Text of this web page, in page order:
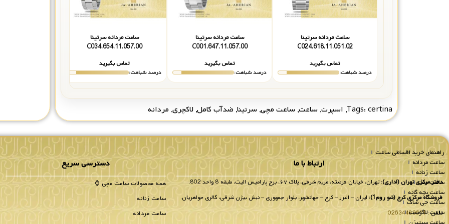
ساعت مردانه سرتینا
C024.618.11.051.02
تماس بگیرید
درصد شباهت:
ساعت مردانه سرتینا
C001.647.11.057.00
تماس بگیرید
درصد شباهت:
ساعت مردانه سرتینا
C034.654.11.057.00
تماس بگیرید
درصد شباهت:
Tags: certina
, اسپرت, ساعت, ساعت مچی, سرتینا, ضدآب کامل, لاکچری, مردانه
راهنمای خرید اقساطی ساعت
ساعت مردانه
ساعت زنانه
ساعت ست
ساعت بچه گانه
ساعت جی شاک
ساعت لاگوست
ارتباط با ما
دفتر مرکزی تهران (اداری):تهران، خیابان فرشته، مریم شرقی، پلاک ۶۷، برج پارامیس الیت، طبقه 8 واحد 802.
فروشگاه مرکزی کرج (شو روم1):
ایران – البرز – کرج – جهانشهر، بلوار جمهوری – نبش بیژن شرقی، گالری جواهریان.
تلفن :02634483611
دسترسی سریع
همه محصولات ساعت مچی ⌚
ساعت زنانه
ساعت مردانه